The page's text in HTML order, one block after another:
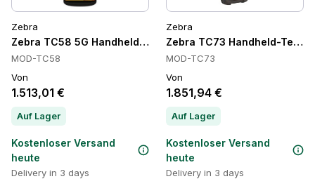
Zebra
Zebra TC58 5G Handheld-Computer, 5G
MOD-TC58
Von
1.513,01 €
Auf Lager
Kostenloser Versand
heute
Delivery in 3 days
Zebra
Zebra TC73 Handheld-
MOD-TC73
Von
1.851,94 €
Auf Lager
Kostenloser Versand
heute
Delivery in 3 days